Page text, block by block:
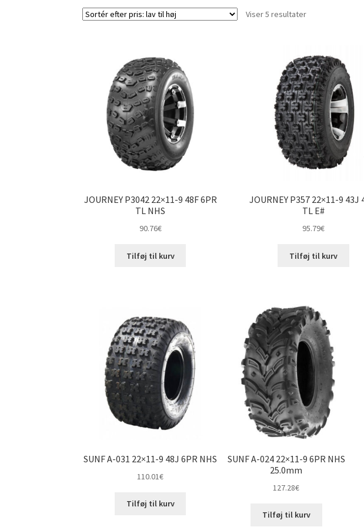
Viser 5 resultaterSorteret
til
høj
JOURNEY P3042 22×11-9 48F 6PR
TL NHS
90.76€
Tilføj til kurv
JOURNEY P357 22×11-9 43J
TL E#
95.79€
Tilføj til kurv
SUNF A-031 22×11-9 48J 6PR NHS
110.01€
Tilføj til kurv
SUNF A-024 22×11-9 6PR NHS
25.0mm
127.28€
Tilføj til kurv